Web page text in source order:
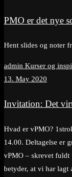
PMO er det nye
Hent slides og noter
admin Kurser og
13. May 2020
Invitation: Det
Hvad er vPMO?
14.00. Deltagelse er
vPMO – skrevet
betyder, at vi har lagt